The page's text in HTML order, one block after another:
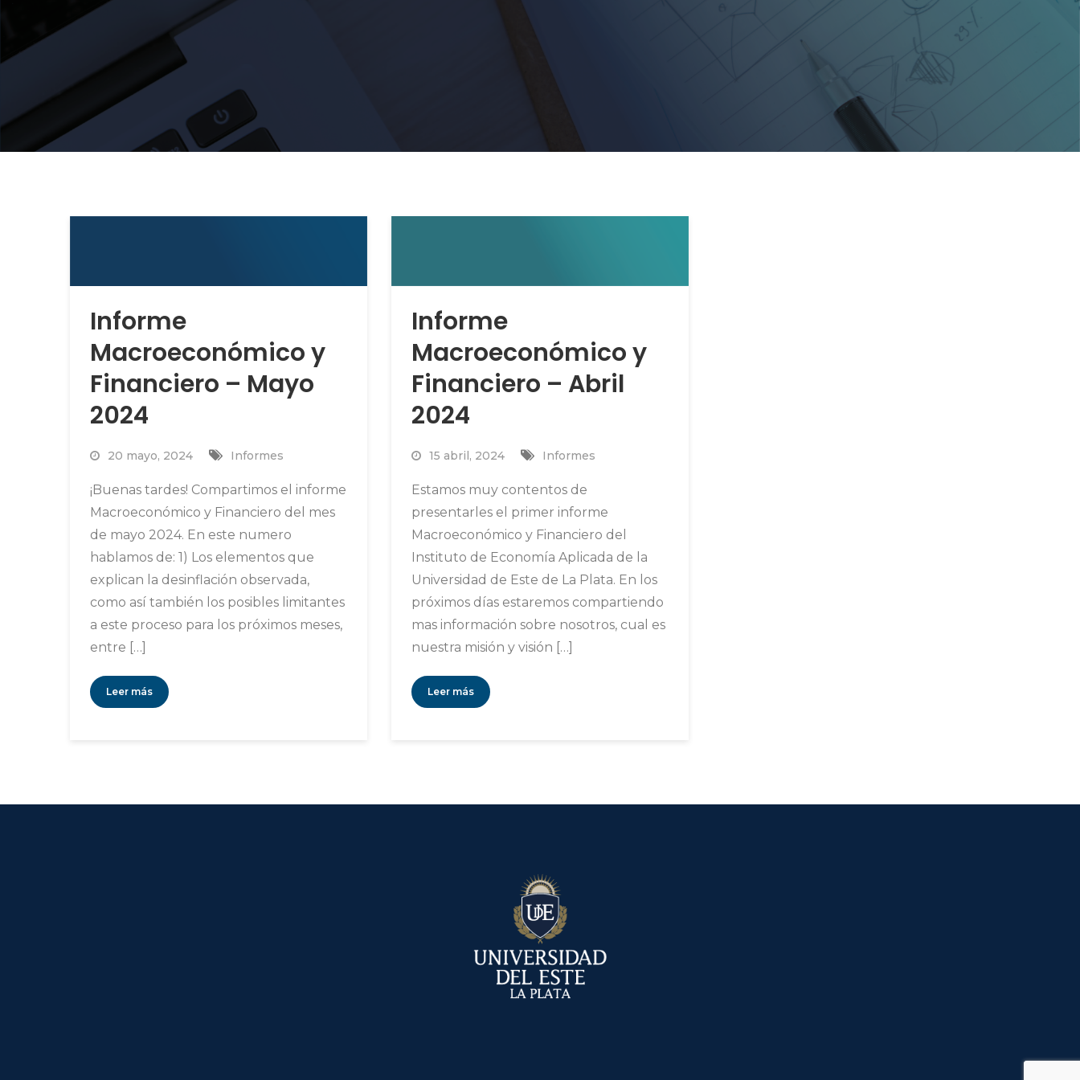
Informe
Macroeconómico y
Financiero – Mayo
2024
20 mayo, 2024 Informes
¡Buenas tardes! Compartimos el informe
Macroeconómico y Financiero del mes
de mayo 2024. En este numero
hablamos de: 1) Los elementos que
explican la desinflación observada,
como así también los posibles limitantes
a este proceso para los próximos meses,
entre […]
Leer más
Informe
Macroeconómico y
Financiero – Abril
2024
15 abril, 2024 Informes
Estamos muy contentos de
presentarles el primer informe
Macroeconómico y Financiero del
Instituto de Economía Aplicada de la
Universidad de Este de La Plata. En los
próximos días estaremos compartiendo
mas información sobre nosotros, cual es
nuestra misión y visión […]
Leer más